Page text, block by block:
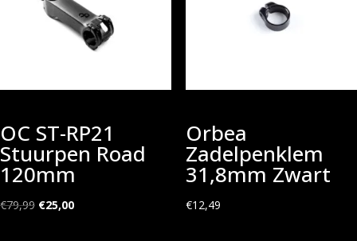
OC ST-RP21
Stuurpen Road
120mm
€79,99 Oorspronkelijke
€25,00Huidige
Orbea
Zadelpenklem
31,8mm Zwart
€12,49